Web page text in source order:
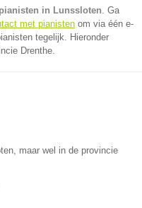
pianisten in Lunssloten. Ga
met pianisten om via één e-
tegelijk. Hieronder
Drenthe.
maar wel in de provincie